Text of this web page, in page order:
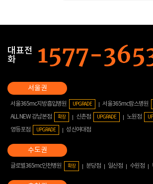
대표전
화
서울365mc지방흡입병원 UPGRADE 서울365mc람스병원
ALL NEW 강남본점 확장 신촌점 UPGRADE 노원점
영등포점
UPGRADE 성신여대점
글로벌365mc인천병원 확장 분당점 일산점 수원점